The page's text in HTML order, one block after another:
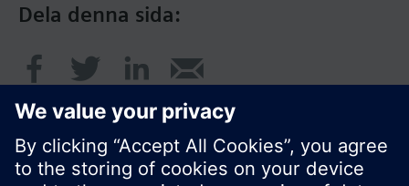
Dela denna sida: